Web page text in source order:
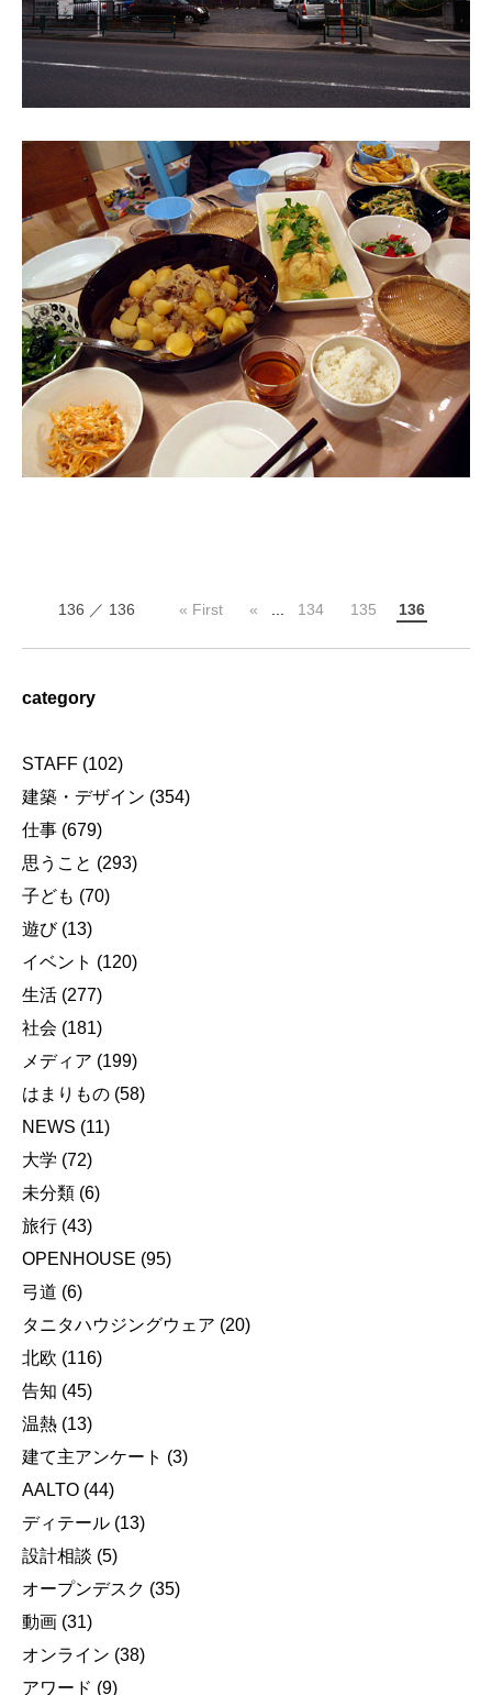
136 ／ 136 « First « ... 134 135 136
category
STAFF (102)
建築・デザイン (354)
仕事 (679)
思うこと (293)
子ども (70)
遊び(13)
イベント (120)
生活 (277)
社会 (181)
メディア (199)
はまりもの (58)
NEWS (11)
大学 (72)
未分類 (6)
旅行 (43)
OPENHOUSE (95)
弓道 (6)
タニタハウジングウェア (20)
北欧 (116)
告知 (45)
温熱 (13)
建て主アンケート (3)
AALTO (44)
ディテール (13)
設計相談 (5)
オープンデスク (35)
動画 (31)
オンライン (38)
アワード (9)